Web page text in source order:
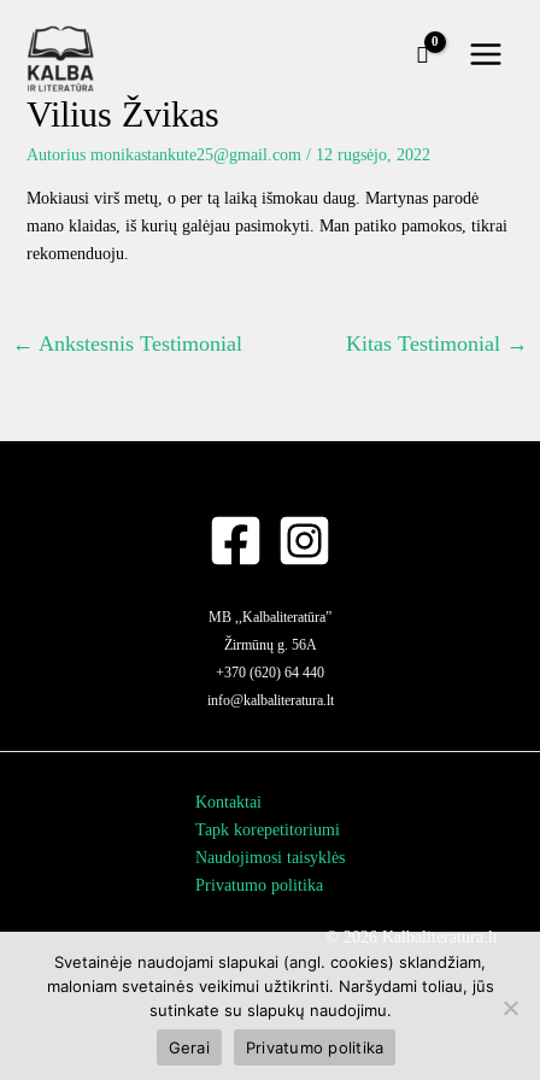
turinio
Vilius Žvikas
Autorius monikastankute25@gmail.com / 12 rugsėjo, 2022
Mokiausi virš metų, o per tą laiką išmokau daug. Martynas parodė
mano klaidas, iš kurių galėjau pasimokyti. Man patiko pamokos, tikrai
rekomenduoju.
← Ankstesnis Testimonial Kitas Testimonial →
MB ,,Kalbaliteratūra”
Žirmūnų g. 56A
+370 (620) 64 440
info@kalbaliteratura.lt
Kontaktai
Tapk korepetitoriumi
Naudojimosi taisyklės
Privatumo politika
© 2026 Kalbaliteratura.lt
Svetainėje naudojami slapukai (angl. cookies) sklandžiam,
maloniam svetainės veikimui užtikrinti. Naršydami toliau, jūs
sutinkate su slapukų naudojimu.
Gerai
Privatumo politika